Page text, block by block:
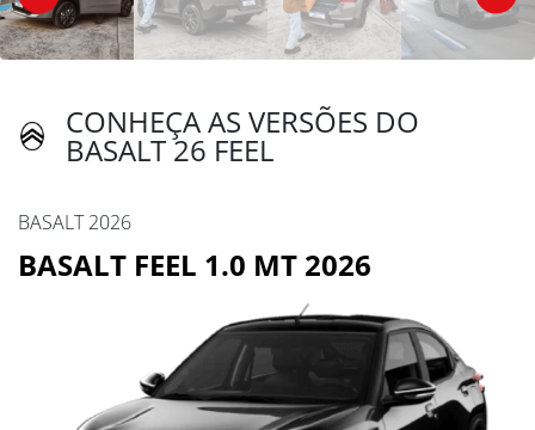
CONHEÇA AS VERSÕES DO
BASALT 26 FEEL
BASALT 2026
BASALT FEEL 1.0 MT 2026